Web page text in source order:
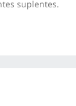
suplentes.